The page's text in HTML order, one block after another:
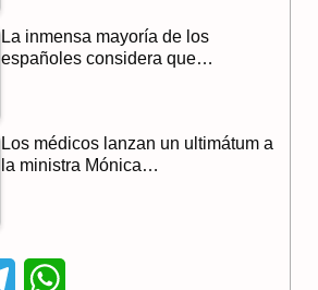
La inmensa mayoría de los
españoles considera que…
Los médicos lanzan un ultimátum a
la ministra Mónica…